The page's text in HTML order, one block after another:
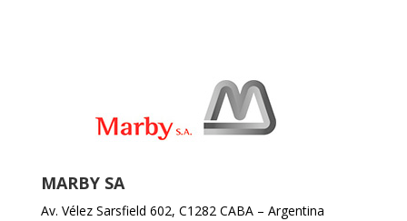
MARBY SA
Av. Vélez Sarsfield 602, C1282 CABA – Argentina